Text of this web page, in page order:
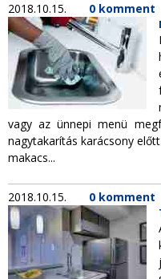
2018.10.15. 0 komment
vagy az ünnepi menü
nagytakarítás karácsony
makacs...
2018.10.15. 0 komment